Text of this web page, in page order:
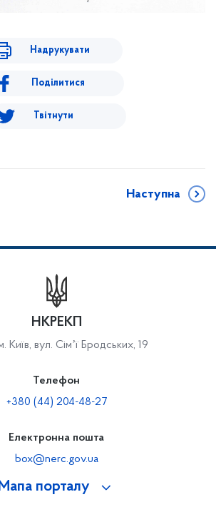
Надрукувати
Поділитися
Твітнути
Наступна
порталу
НКРЕКП
Київ, вул. Сімʼї Бродських, 19
Телефон
+380 (44) 204-48-27
Електронна пошта
box@nerc.gov.ua